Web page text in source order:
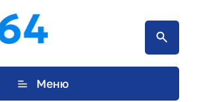
Меню